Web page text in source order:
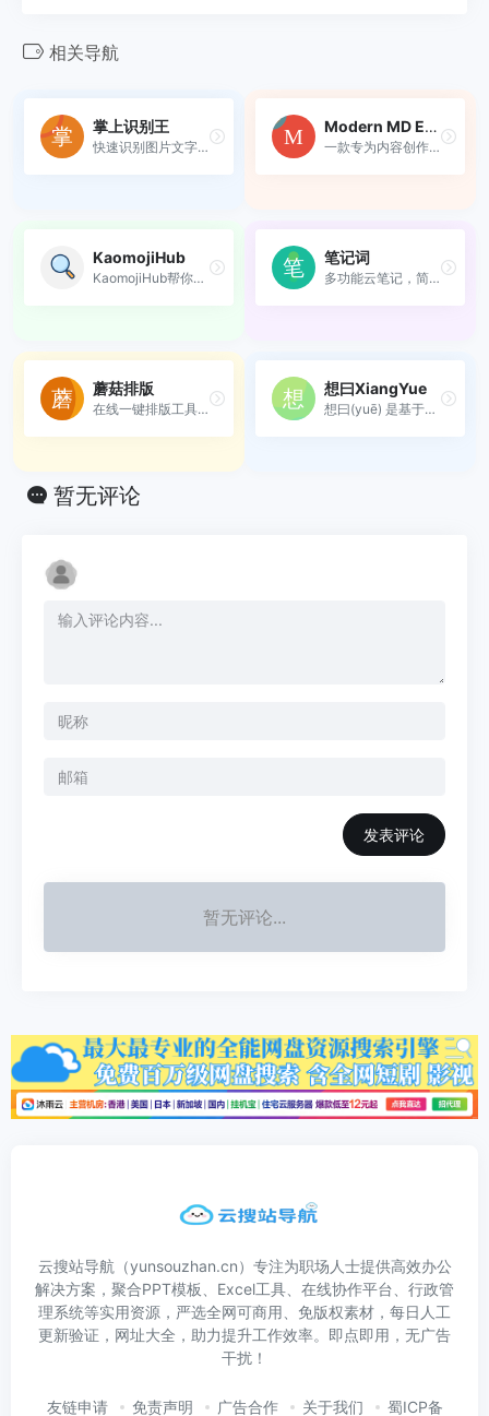
相关导航
掌上识别王
快速识别图片文字、翻译图片...
Modern MD Editor
一款专为内容创作者和运营团...
KaomojiHub
KaomojiHub帮你找到最合适的...
笔记词
多功能云笔记，简洁的网络剪...
蘑菇排版
在线一键排版工具，可以实现...
想曰XiangYue
想曰(yuē) 是基于现代加密技...
暂无评论
发表评论
暂无评论...
云搜站导航（yunsouzhan.cn）专注为职场人士提供高效办公
解决方案，聚合PPT模板、Excel工具、在线协作平台、行政管
理系统等实用资源，严选全网可商用、免版权素材，每日人工
更新验证，网址大全，助力提升工作效率。即点即用，无广告
干扰！
友链申请 免责声明 广告合作 关于我们 蜀ICP备